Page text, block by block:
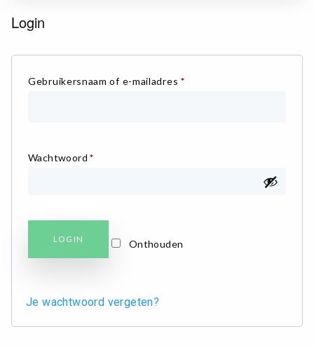
Login
Gebruikersnaam of e-mailadres *
Wachtwoord*
LOGIN Onthouden
Je wachtwoord vergeten?